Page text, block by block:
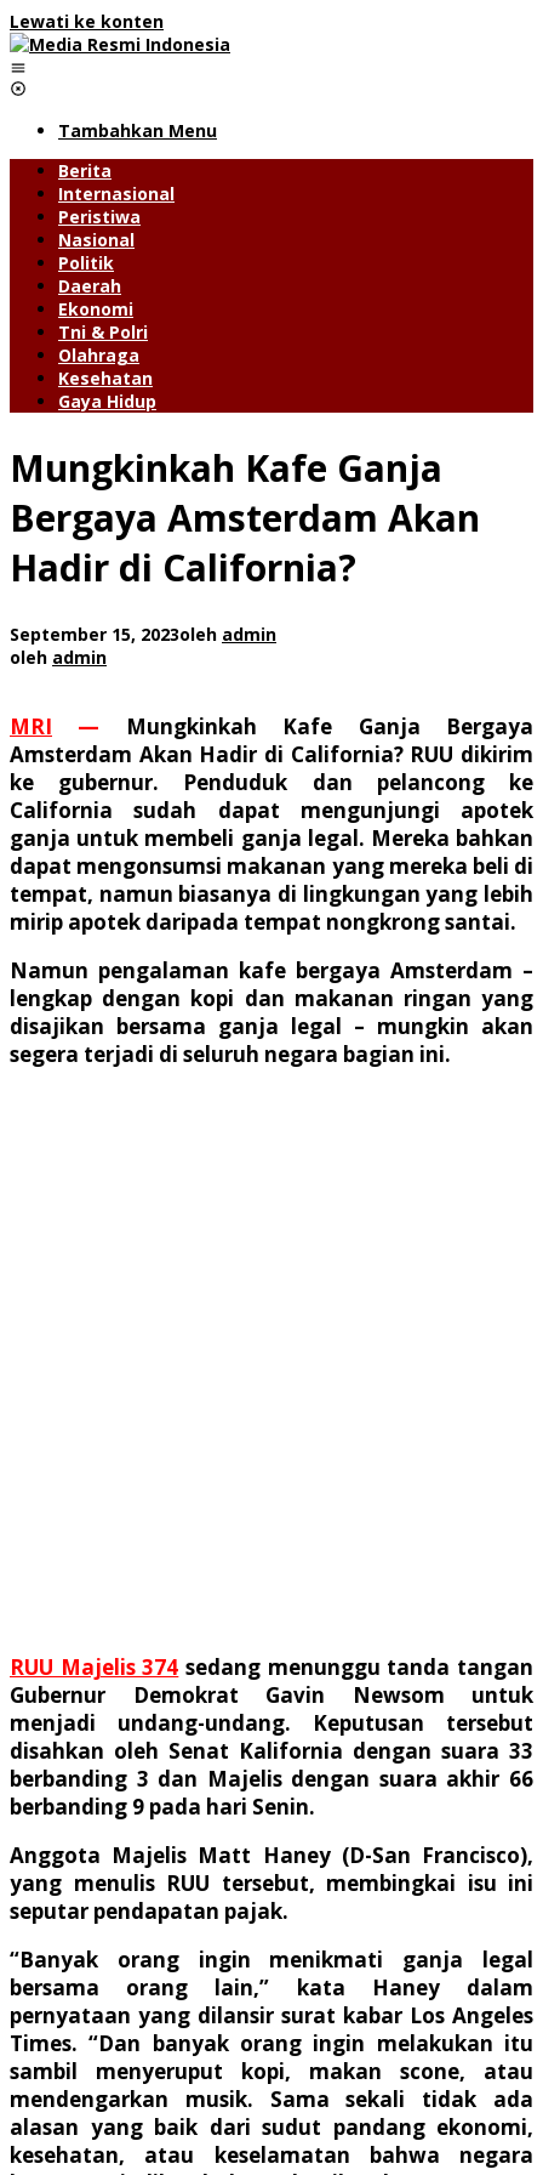
Lewati ke konten
Tambahkan Menu
Berita
Internasional
Peristiwa
Nasional
Politik
Daerah
Ekonomi
Tni & Polri
Olahraga
Kesehatan
Gaya Hidup
Mungkinkah Kafe Ganja
Bergaya Amsterdam Akan
Hadir di California?
September 15, 2023oleh admin
oleh admin
MRI — Mungkinkah Kafe Ganja Bergaya
Amsterdam Akan Hadir di California? RUU dikirim
ke gubernur. Penduduk dan pelancong ke
California sudah dapat mengunjungi apotek
ganja untuk membeli ganja legal. Mereka bahkan
dapat mengonsumsi makanan yang mereka beli di
tempat, namun biasanya di lingkungan yang lebih
mirip apotek daripada tempat nongkrong santai.
Namun pengalaman kafe bergaya Amsterdam –
lengkap dengan kopi dan makanan ringan yang
disajikan bersama ganja legal – mungkin akan
segera terjadi di seluruh negara bagian ini.
RUU Majelis 374 sedang menunggu tanda tangan
Gubernur Demokrat Gavin Newsom untuk
menjadi undang-undang. Keputusan tersebut
disahkan oleh Senat Kalifornia dengan suara 33
berbanding 3 dan Majelis dengan suara akhir 66
berbanding 9 pada hari Senin.
Anggota Majelis Matt Haney (D-San Francisco),
yang menulis RUU tersebut, membingkai isu ini
seputar pendapatan pajak.
“Banyak orang ingin menikmati ganja legal
bersama orang lain,” kata Haney dalam
pernyataan yang dilansir surat kabar Los Angeles
Times. “Dan banyak orang ingin melakukan itu
sambil menyeruput kopi, makan scone, atau
mendengarkan musik. Sama sekali tidak ada
alasan yang baik dari sudut pandang ekonomi,
kesehatan, atau keselamatan bahwa negara